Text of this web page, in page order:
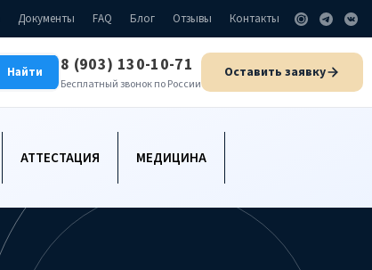
Документы FAQ Блог Отзывы Контакты
Найти 8 (903) 130-10-71
Бесплатный звонок по России
Оставить заявку
АТТЕСТАЦИЯ МЕДИЦИНА